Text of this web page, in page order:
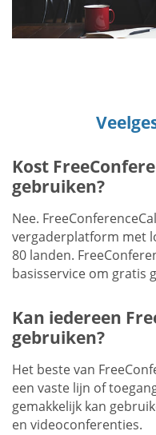
Kost
gebruiken?
Nee.
vergaderplatform met
80 landen.
basisservice om gratis
Kan iedereen
gebruiken?
Het beste van
een vaste lijn of
gemakkelijk kan
en videoconferenties.